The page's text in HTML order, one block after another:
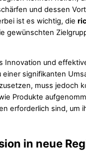
und dessen
ist es wichtig, die
gewünschten
Innovation und
signifikanten
muss jedoch
Produkte
erforderlich sind, um
in neue